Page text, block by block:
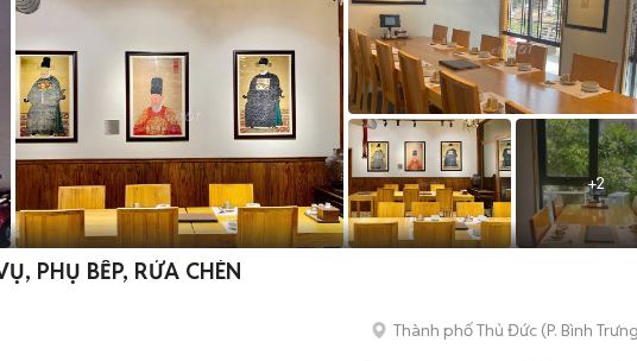
+2
PHỤ BẾP, RỬA CHÉN
Thành phố Thủ Đức (P. Bình